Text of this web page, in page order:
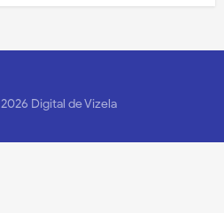
2026 Digital de Vizela